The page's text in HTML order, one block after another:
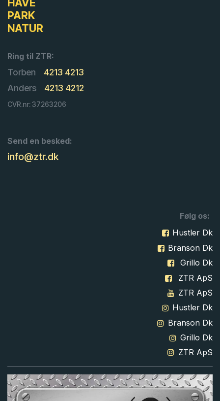
HAVE
PARK
NATUR
Ring til ZTR:
Torben
4213 4213
Anders
4213 4212
CVR.nr: 37263206
Send en besked:
info@ztr.dk
Følg os:
Hustler Dk
Branson Dk
Grillo Dk
ZTR ApS
ZTR ApS
Hustler Dk
Branson Dk
Grillo Dk
ZTR ApS